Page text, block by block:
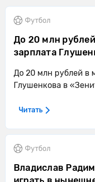
Футбол
До 20 млн
зарплата
До 20 млн рублей в
Глушенкова в
Читать
Футбол
Владислав